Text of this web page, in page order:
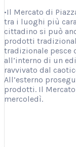
•Il Mercato di
tra i luoghi più
cittadino si può
prodotti
tradizionale pesce
all’interno di un
ravvivato dal
All’esterno
prodotti. Il
mercoledì.